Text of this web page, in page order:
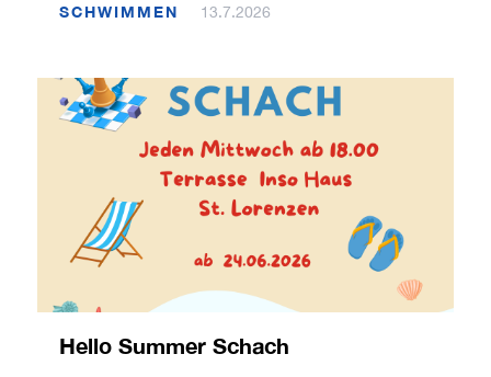
SCHWIMMEN 13.7.2026
Hello Summer Schach